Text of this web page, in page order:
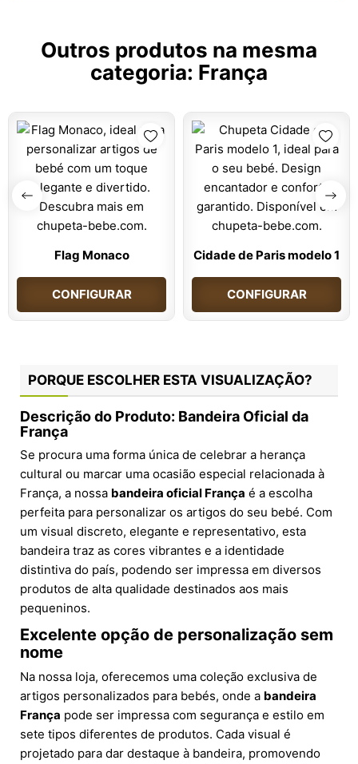
Outros produtos na mesma
categoria: França
Flag Monaco
CONFIGURAR
Cidade de Paris modelo 1
CONFIGURAR
PORQUE ESCOLHER ESTA VISUALIZAÇÃO?
Descrição do Produto: Bandeira Oficial da
França
Se procura uma forma única de celebrar a herança
cultural ou marcar uma ocasião especial relacionada à
França, a nossa bandeira oficial França é a escolha
perfeita para personalizar os artigos do seu bebé. Com
um visual discreto, elegante e representativo, esta
bandeira traz as cores vibrantes e a identidade
distintiva do país, podendo ser impressa em diversos
produtos de alta qualidade destinados aos mais
pequeninos.
Excelente opção de personalização sem
nome
Na nossa loja, oferecemos uma coleção exclusiva de
artigos personalizados para bebés, onde a bandeira
França pode ser impressa com segurança e estilo em
sete tipos diferentes de produtos. Cada visual é
projetado para dar destaque à bandeira, promovendo